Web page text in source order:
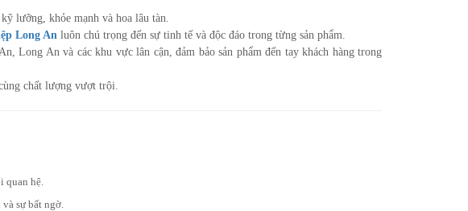
lưỡng, khỏe mạnh và hoa lâu tàn.
Long An luôn chú trọng đến sự tinh tế và độc đáo trong từng sản phẩm.
Long An và các khu vực lân cận, đảm bảo sản phẩm đến tay khách hàng trong
chất lượng vượt trội.
quan hệ.
sự bất ngờ.